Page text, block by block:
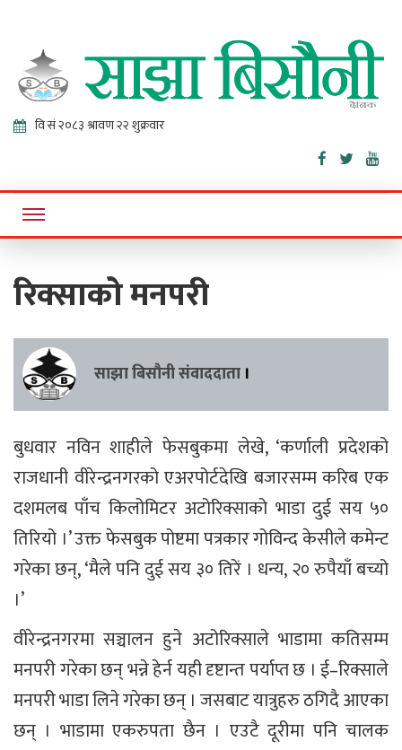
Sajha
Bisaunee
Online News Portal
रिक्साको मनपरी
साझा बिसौनी संवाददाता ।
बुधवार नविन शाहीले फेसबुकमा लेखे, ‘कर्णाली प्रदेशको
राजधानी वीरेन्द्रनगरको एअरपोर्टदेखि बजारसम्म करिब एक
दशमलब पाँच किलोमिटर अटोरिक्साको भाडा दुई सय ५०
तिरियो ।’ उक्त फेसबुक पोष्टमा पत्रकार गोविन्द केसीले कमेन्ट
गरेका छन्, ‘मैले पनि दुई सय ३० तिरें । धन्य, २० रुपैयाँ बच्यो
।’
वीरेन्द्रनगरमा सञ्चालन हुने अटोरिक्साले भाडामा कतिसम्म
मनपरी गरेका छन् भन्ने हेर्न यही दृष्टान्त पर्याप्त छ । ई–रिक्साले
मनपरी भाडा लिने गरेका छन् । जसबाट यात्रुहरु ठगिदै आएका
छन् । भाडामा एकरुपता छैन । एउटै दूरीमा पनि चालक